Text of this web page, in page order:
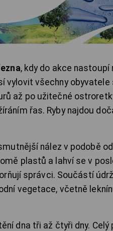
, kdy do akce
vylovit všechny obyvatele
až po užitečné
řas. Ryby najdou
nález v podobě
plastů a lahví se v
správci. Součástí
vegetace, včetně
dna tři až čtyři dny. Celý